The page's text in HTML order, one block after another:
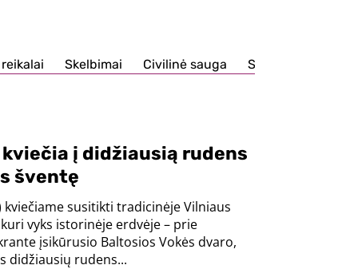
Skelbimai Civilinė sauga Sportas
į didžiausią rudens
šventę
kviečiame susitikti tradicinėje Vilniaus
vyks istorinėje erdvėje – prie
įsikūrusio Baltosios Vokės dvaro,
didžiausių rudens...